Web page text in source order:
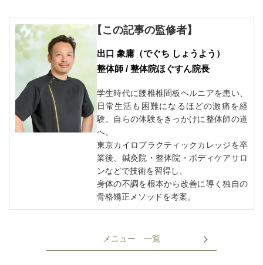
【この記事の監修者】
出口 象庸（でぐち しょうよう）
整体師 / 整体院ほぐすん院長
学生時代に腰椎椎間板ヘルニアを患い、
日常生活も困難になるほどの激痛を経
験。自らの体験をきっかけに整体師の道
へ。
東京カイロプラクティックカレッジを卒
業後、鍼灸院・整体院・ボディケアサロ
ンなどで技術を習得し、
身体の不調を根本から改善に導く独自の
骨格矯正メソッドを考案。
メニュー 一覧